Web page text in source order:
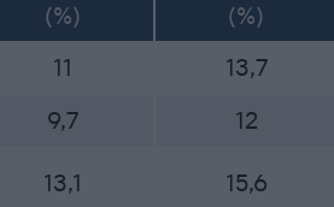
(%)
(%)
11
13,7
9,7 12
13,1 15,6